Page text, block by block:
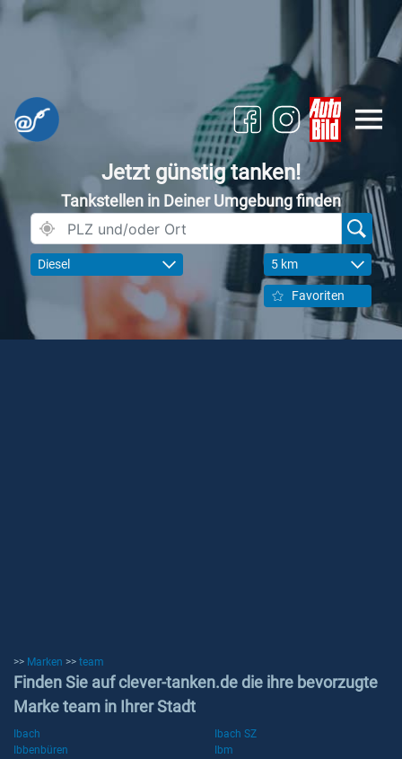
Jetzt günstig tanken!
Tankstellen in Deiner Umgebung finden
Diesel 5 km
Favoriten
>> Marken >> team
Finden Sie auf clever-tanken.de die ihre bevorzugte
Marke team in Ihrer Stadt
Ibach
Ibach SZ
Ibbenbüren
Ibm